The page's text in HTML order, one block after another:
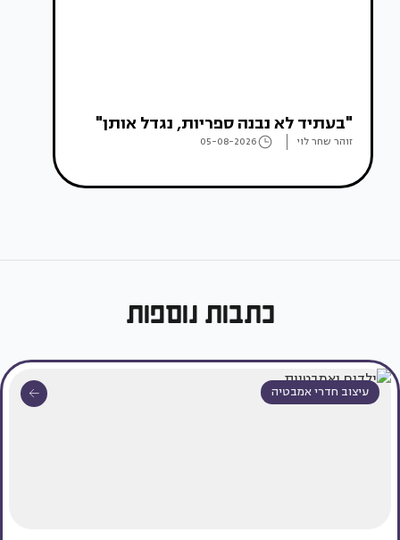
"בעתיד לא נבנה ספריות, נגדל אותן"
זוהר שחר לוי 05-08-2026
כתבות נוספות
עיצוב חדרי אמבטיה